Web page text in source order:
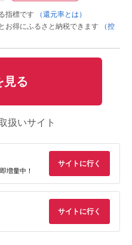
指標です
（還元率とは）
お得にふるさと納税できます
（控
見る
扱いサイト
増量中！
サイトに行く
サイトに行く